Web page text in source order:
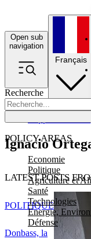
Open sub
navigation
Recherche
POLICY AREAS
Economie
Politique
Agriculture et
Santé
Technologies
Energie,
Défense
Français
Ignacio
LATEST POSTS
Donbass, la
POLITIQUE